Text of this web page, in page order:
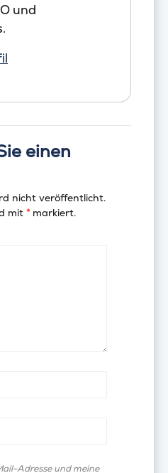
und
einen
nicht veröffentlicht.
mit *markiert.
Adresse und meine